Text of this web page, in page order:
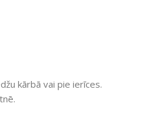
kārbā vai pie ierīces.